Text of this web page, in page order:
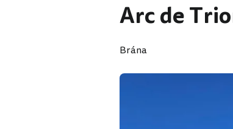
Arc de
Brána